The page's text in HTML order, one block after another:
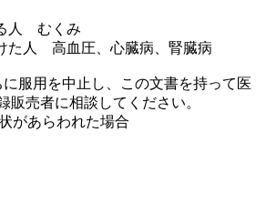
人 むくみ
人 高血圧、心臓病、腎臓病
服用を中止し、この文書を持って医
販売者に相談してください。
があらわれた場合